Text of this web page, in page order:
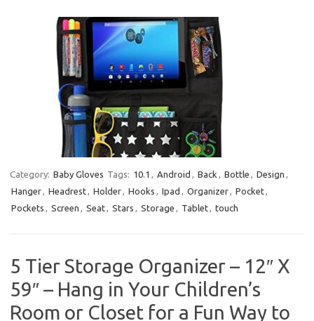
Category: Baby Gloves Tags: 10.1 , Android , Back , Bottle , Design ,
Hanger, Headrest, Holder, Hooks , Ipad , Organizer, Pocket,
Pockets , Screen , Seat, Stars , Storage , Tablet, touch
5 Tier Storage Organizer – 12″ X
59″ – Hang in Your Children’s
Room or Closet for a Fun Way to